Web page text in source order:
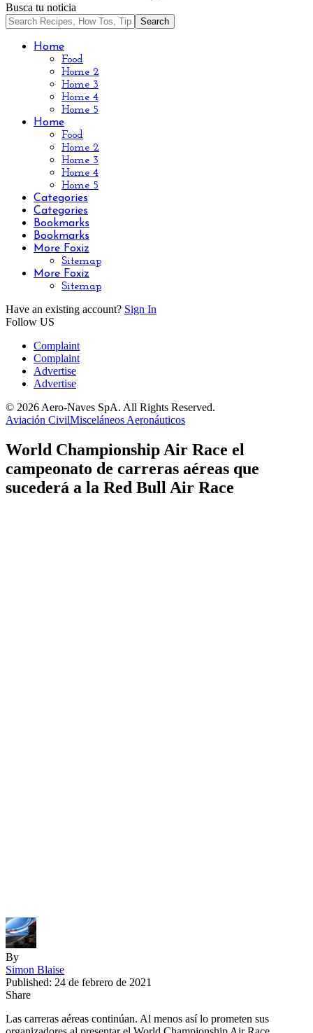
Busca tu noticia
Home
Food
Home 2
Home 3
Home 4
Home 5
Home
Food
Home 2
Home 3
Home 4
Home 5
Categories
Categories
Bookmarks
Bookmarks
More Foxiz
Sitemap
More Foxiz
Sitemap
Have an existing account? Sign In
Follow US
Complaint
Complaint
Advertise
Advertise
© 2026 Aero-Naves SpA. All Rights Reserved.
Aviación CivilMisceláneos Aeronáuticos
World Championship Air Race el
campeonato de carreras aéreas que
sucederá a la Red Bull Air Race
By
Simon Blaise
Published: 24 de febrero de 2021
Share
Las carreras aéreas continúan. Al menos así lo prometen sus